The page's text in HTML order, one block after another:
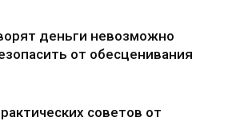
деньги невозможно
от обесценивания
советов от